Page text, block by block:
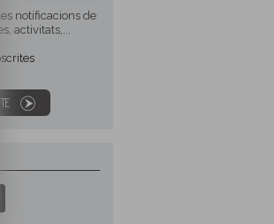
notificacions de
activitats,...